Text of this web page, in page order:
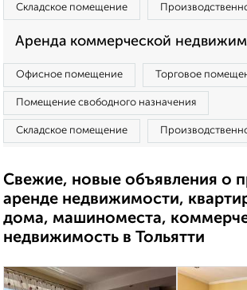
Складское помещение
Аренда коммерческой
Офисное помещение Торговое
Помещение свободного назначения
Складское помещение
Свежие, новые объявления о
аренде недвижимости,
дома, машиноместа,
недвижимость в Тольятти